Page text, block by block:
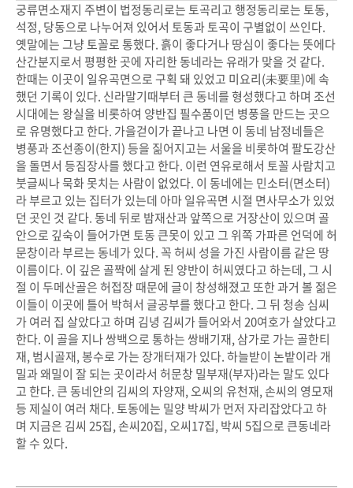
궁류면소재지 주변이 법정동리로는 토곡리고 행정동리로는 토동,
석정, 당동으로 나누어져 있어서 토동과 토곡이 구별없이 쓰인다.
옛말에는 그냥 토꼴로 통했다. 흙이 좋다거나 땅심이 좋다는 뜻에다
산간분지로서 평평한 곳에 자리한 동네라는 유래가 맞을 것 같다.
한때는 이곳이 일유곡면으로 구획 돼 있었고 미요리(未要里)에 속
했던 기록이 있다. 신라말기때부터 큰 동네를 형성했다고 하며 조선
시대에는 왕실을 비롯하여 양반집 필수품이던 병풍을 만드는 곳으
로 유명했다고 한다. 가을걷이가 끝나고 나면 이 동네 남정네들은
병풍과 조선종이(한지) 등을 짊어지고는 서울을 비롯하여 팔도강산
을 돌면서 등짐장사를 했다고 한다. 이런 연유로해서 토꼴 사람치고
붓글씨나 묵화 못치는 사람이 없었다. 이 동네에는 민소터(면소터)
라 부르고 있는 집터가 있는데 아마 일유곡면 시절 면사무소가 있었
던 곳인 것 같다. 동네 뒤로 밤재산과 앞쪽으로 거장산이 있으며 골
안으로 깊숙이 들어가면 토동 큰못이 있고 그 위쪽 가파른 언덕에 허
문창이라 부르는 동네가 있다. 꼭 허씨 성을 가진 사람이름 같은 땅
이름이다. 이 깊은 골짝에 살게 된 양반이 허씨였다고 하는데, 그 시
절 이 두메산골은 허접장 때문에 글이 창성해졌고 또한 과거 볼 젊은
이들이 이곳에 틀어 박혀서 글공부를 했다고 한다. 그 뒤 청송 심씨
가 여러 집 살았다고 하며 김녕 김씨가 들어와서 20여호가 살았다고
한다. 이 골을 지나 쌍백으로 통하는 쌍배기재, 삼가로 가는 골한티
재, 범시골재, 봉수로 가는 장개터재가 있다. 하늘받이 논밭이라 개
밀과 왜밀이 잘 되는 곳이라서 허문창 밀부재(부자)라는 말도 있다
고 한다. 큰 동네안의 김씨의 자양재, 오씨의 유천재, 손씨의 영모재
등 제실이 여러 채다. 토동에는 밀양 박씨가 먼저 자리잡았다고 하
며 지금은 김씨 25집, 손씨20집, 오씨17집, 박씨 5집으로 큰동네라
할 수 있다.